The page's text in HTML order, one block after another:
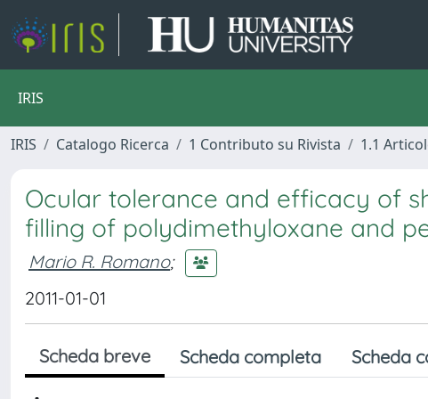
IRIS
IRIS Catalogo Ricerca 1 Contributo su Rivista 1.1
Ocular tolerance and efficacy of
filling of polydimethyloxane and
Mario R. Romano;
2011-01-01
Scheda breve Scheda completa Scheda